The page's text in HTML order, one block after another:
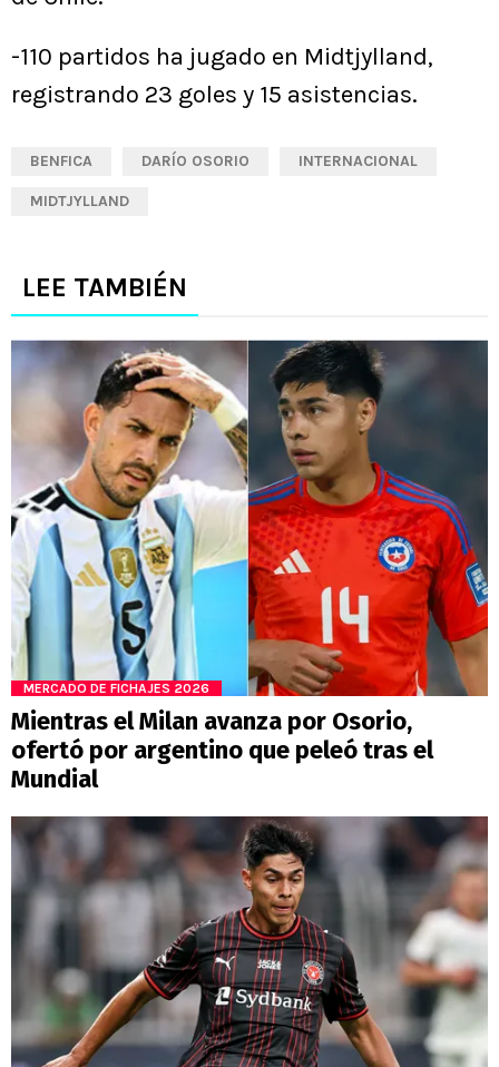
-110 partidos ha jugado en Midtjylland,
registrando 23 goles y 15 asistencias.
BENFICA DARÍO OSORIO INTERNACIONAL
MIDTJYLLAND
LEE TAMBIÉN
MERCADO DE FICHAJES 2026
Mientras el Milan avanza por Osorio,
ofertó por argentino que peleó tras el
Mundial